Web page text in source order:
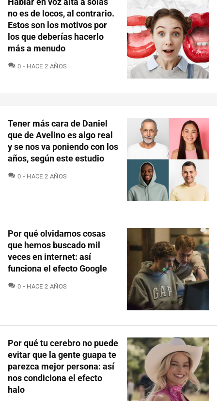
no es de locos, al contrario.
Estos son los motivos por
los que deberías hacerlo
más a menudo
0 COMENTARIOS
HACE 2 AÑOS
Tener más cara de Daniel
que de Avelino es algo real
y se nos va poniendo con los
años, según este estudio
0 COMENTARIOS
HACE 2 AÑOS
Por qué olvidamos cosas
que hemos buscado mil
veces en internet: así
funciona el efecto Google
0 COMENTARIOS
HACE 2 AÑOS
Por qué tu cerebro no puede
evitar que la gente guapa te
parezca mejor persona: así
nos condiciona el efecto
halo